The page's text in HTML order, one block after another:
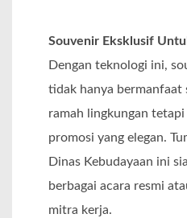
Souvenir Eksklusif
Dengan teknologi ini,
tidak hanya bermanfaat
ramah lingkungan
promosi yang elegan.
Dinas Kebudayaan ini
berbagai acara resmi
mitra kerja.